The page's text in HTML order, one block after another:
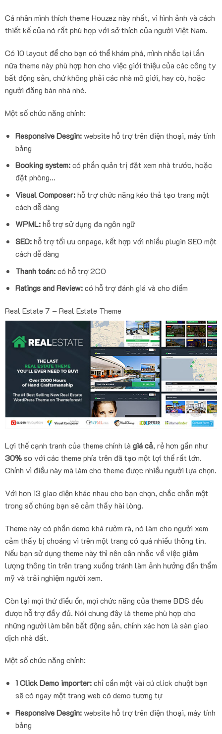
Cá nhân mình thích theme Houzez này nhất, vì hình ảnh và cách
thiết kế của nó rất phù hợp với sở thích của người Việt Nam.
Có 10 layout để cho bạn có thể khám phá, mình nhắc lại lần
nữa theme này phù hợp hơn cho việc giới thiệu của các công ty
bất động sản, chứ không phải các nhà mô giới, hay cò, hoặc
người đăng bán nhà nhé.
Một số chức năng chính:
Responsive Desgin:website hỗ trợ trên điện thoại, máy tính
bảng
Booking system:có phần quản trị đặt xem nhà trước, hoặc
đặt phòng…
Visual Composer:hỗ trợ chức năng kéo thả tạo trang một
cách dễ dàng
WPML:hỗ trợ sử dụng đa ngôn ngữ
SEO:hỗ trợ tối ưu onpage, kết hợp với nhiều plugin SEO một
cách dễ dàng
Thanh toán:có hỗ trợ 2CO
Ratings and Review:có hỗ trợ đánh giá và cho điểm
Real Estate 7 – Real Estate Theme
Lợi thế cạnh tranh của theme chính là giá cả, rẻ hơn gần như
30%so với các theme phía trên đã tạo một lợi thế rất lớn.
Chính vì điều này mà làm cho theme được nhiều người lựa chọn.
Với hơn 13 giao diện khác nhau cho bạn chọn, chắc chắn một
trong số chúng bạn sẽ cảm thấy hài lòng.
Theme này có phần demo khá rườm rà, nó làm cho người xem
cảm thấy bị choáng vì trên một trang có quá nhiều thông tin.
Nếu bạn sử dụng theme này thì nên cân nhắc về việc giảm
lượng thông tin trên trang xuống tránh làm ảnh hưởng đến thẩm
mỹ và trải nghiệm người xem.
Còn lại mọi thứ điều ổn, mọi chức năng của theme BĐS đều
được hỗ trợ đầy đủ. Nói chung đây là theme phù hợp cho
những người làm bên bất động sản, chính xác hơn là sàn giao
dịch nhà đất.
Một số chức năng chính:
1 Click Demo importer:chỉ cần một vài cú click chuột bạn
sẽ có ngay một trang web có demo tương tự
Responsive Desgin:website hỗ trợ trên điện thoại, máy tính
bảng